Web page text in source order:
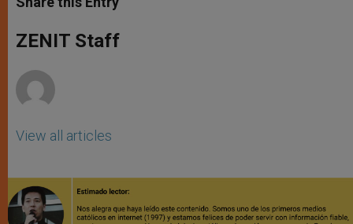
s
p
p
e
g
e
b
o
k
ZENIT Staff
View all articles